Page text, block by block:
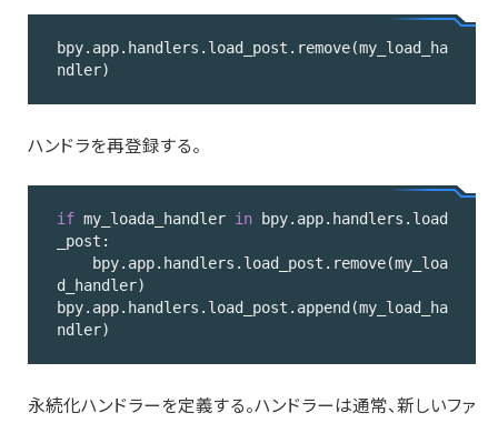
bpy.app.handlers.load_post.remove(my_load_ha
ndler)
Python
ハンドラを再登録する。
if my_loada_handler in bpy.app.handlers.load
_post:
d_handler)
bpy.app.handlers.load_post.append(my_load_ha
ndler)
Python
永続化ハンドラーを定義する。ハンドラーは通常、新しいファ